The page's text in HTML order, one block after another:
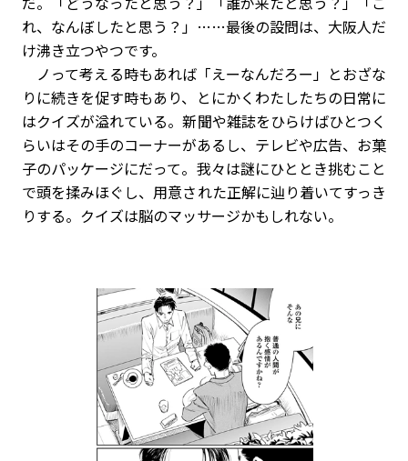
れ、なんぼしたと思う？」……最後の設問は、大阪人だ
け沸き立つやつです。
ノって考える時もあれば「えーなんだろー」とおざな
りに続きを促す時もあり、とにかくわたしたちの日常に
はクイズが溢れている。新聞や雑誌をひらけばひとつく
らいはその手のコーナーがあるし、テレビや広告、お菓
子のパッケージにだって。我々は謎にひととき挑むこと
で頭を揉みほぐし、用意された正解に辿り着いてすっき
りする。クイズは脳のマッサージかもしれない。